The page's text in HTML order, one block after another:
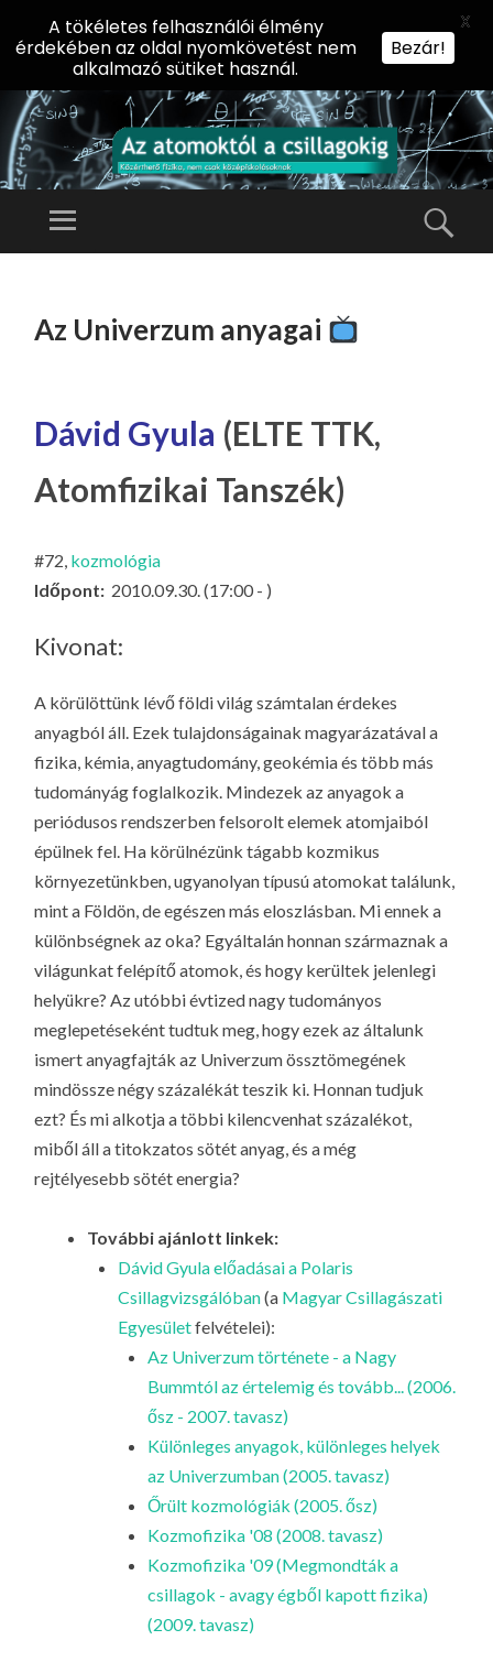
AZ
KT
A
CS
IL
Előadássorozat
az ELTE
Természettudományi
Menü
TARTALOMHOZ
Az Univerzum anyagai
Dávid Gyula (ELTE TTK,
Atomfizikai Tanszék)
#72, kozmológia
Időpont: 2010.09.30. (17:00 - )
Kivonat:
A körülöttünk lévő földi világ számtalan érdekes
anyagból áll. Ezek tulajdonságainak magyarázatával a
fizika, kémia, anyagtudomány, geokémia és több más
tudományág foglalkozik. Mindezek az anyagok a
periódusos rendszerben felsorolt elemek atomjaiból
épülnek fel. Ha körülnézünk tágabb kozmikus
környezetünkben, ugyanolyan típusú atomokat találunk,
mint a Földön, de egészen más eloszlásban. Mi ennek a
különbségnek az oka? Egyáltalán honnan származnak a
világunkat felépítő atomok, és hogy kerültek jelenlegi
helyükre? Az utóbbi évtized nagy tudományos
meglepetéseként tudtuk meg, hogy ezek az általunk
ismert anyagfajták az Univerzum össztömegének
mindössze négy százalékát teszik ki. Honnan tudjuk
ezt? És mi alkotja a többi kilencvenhat százalékot,
miből áll a titokzatossötét anyag , és a még
rejtélyesebbsötét energia?
További ajánlott linkek:
Dávid Gyula előadásai a Polaris
Csillagvizsgálóban(a Magyar Csillagászati
Egyesületfelvételei):
Az Univerzum története - a Nagy
Bummtól az értelemig és tovább... (2006.
ősz - 2007. tavasz)
Különleges anyagok, különleges helyek
az Univerzumban (2005. tavasz)
Őrült kozmológiák (2005. ősz)
Kozmofizika '08 (2008. tavasz)
Kozmofizika '09 (Megmondták a
csillagok - avagy égből kapott fizika)
(2009. tavasz)
A tökéletes felhasználói élmény
érdekében az oldal nyomkövetést nem
alkalmazó sütiket használ.
Bezár!
X